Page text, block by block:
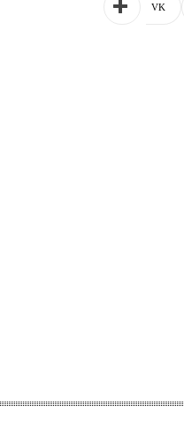
VK